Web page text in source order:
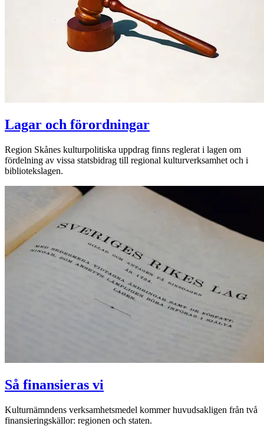
Lagar och förordningar
Region Skånes kulturpolitiska uppdrag finns reglerat i lagen om
fördelning av vissa statsbidrag till regional kulturverksamhet och i
bibliotekslagen.
Så finansieras vi
Kulturnämndens verksamhetsmedel kommer huvudsakligen från två
finansieringskällor: regionen och staten.